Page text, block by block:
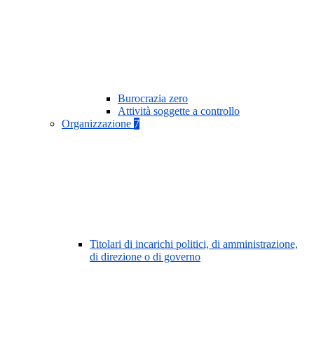
Burocrazia zero
Attività soggette a controllo
Organizzazione 7
Titolari di incarichi politici, di amministrazione,
di direzione o di governo